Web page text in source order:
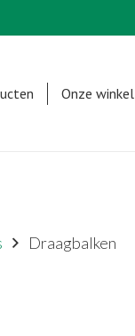
Onze winkel
Draagbalken